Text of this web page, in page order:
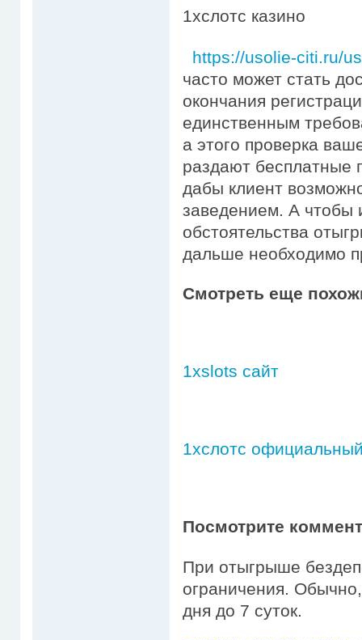
1xслотс казино
https://usolie-citi.ru/
часто может стать
окончания
единственным
а этого проверка
раздают бесплатные
дабы клиент
заведением. А чтобы
обстоятельства
дальше необходимо
Смотреть еще
1xslots сайт
1хслотс
Посмотрите
При отыгрыше
ограничения.
дня до 7 суток.